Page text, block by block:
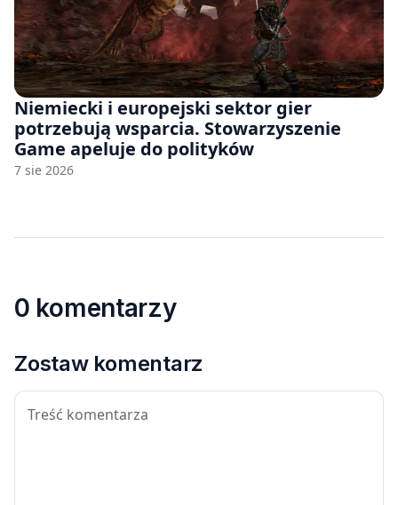
Niemiecki i europejski sektor gier
potrzebują wsparcia. Stowarzyszenie
Game apeluje do polityków
7 sie 2026
0 komentarzy
Zostaw komentarz